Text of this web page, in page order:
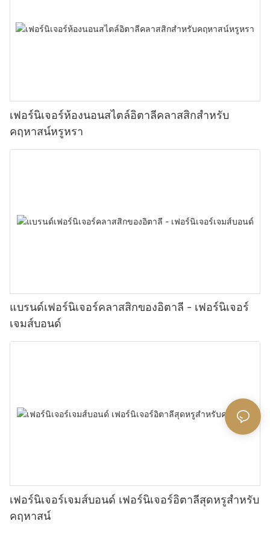
เฟอร์นิเจอร์ห้องนอนสไตล์อิตาลีคลาสสิกสำหรับ
คฤหาสน์หรูหรา
แบรนด์เฟอร์นิเจอร์คลาสสิกของอิตาลี - เฟอร์นิเจอร์
เจมส์บอนด์
เฟอร์นิเจอร์เจมส์บอนด์ เฟอร์นิเจอร์อิตาลีสุดหรูสำหรับ
คฤหาสน์